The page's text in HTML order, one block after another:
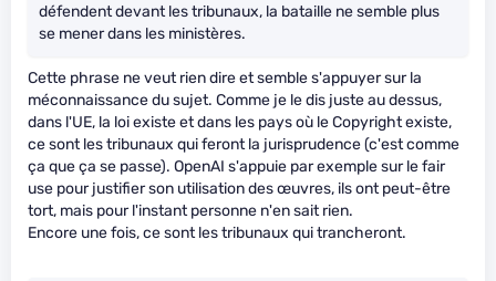
défendent devant les tribunaux, la bataille ne semble plus
se mener dans les ministères.
Cette phrase ne veut rien dire et semble s'appuyer sur la
méconnaissance du sujet. Comme je le dis juste au dessus,
dans l'UE, la loi existe et dans les pays où le Copyright existe,
ce sont les tribunaux qui feront la jurisprudence (c'est comme
ça que ça se passe). OpenAI s'appuie par exemple sur le fair
use pour justifier son utilisation des œuvres, ils ont peut-être
tort, mais pour l'instant personne n'en sait rien.
Encore une fois, ce sont les tribunaux qui trancheront.